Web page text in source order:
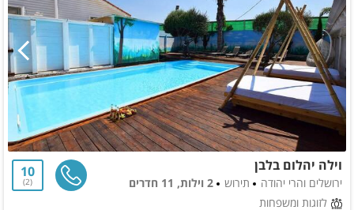
וילה יהלום בלבן
ירושלים והרי יהודה תירוש
2 וילות, 11 חדרים
לזוגות ומשפחות
10
2